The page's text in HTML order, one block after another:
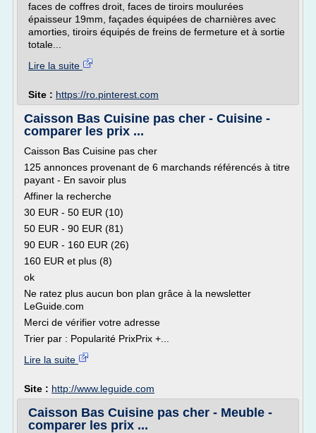
faces de coffres droit, faces de tiroirs moulurées
épaisseur 19mm, façades équipées de charnières avec
amorties, tiroirs équipés de freins de fermeture et à sortie
totale...
Lire la suite
Site : https://ro.pinterest.com
Caisson Bas Cuisine pas cher - Cuisine -
comparer les prix ...
Caisson Bas Cuisine pas cher
125 annonces provenant de 6 marchands référencés à titre
payant - En savoir plus
Affiner la recherche
30 EUR - 50 EUR (10)
50 EUR - 90 EUR (81)
90 EUR - 160 EUR (26)
160 EUR et plus (8)
ok
Ne ratez plus aucun bon plan grâce à la newsletter
LeGuide.com
Merci de vérifier votre adresse
Trier par : Popularité PrixPrix +...
Lire la suite
Site : http://www.leguide.com
Caisson Bas Cuisine pas cher - Meuble -
comparer les prix ...